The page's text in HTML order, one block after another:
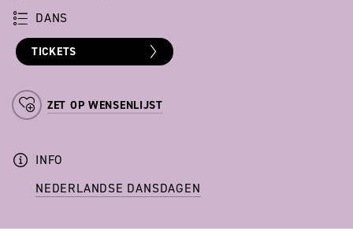
DANS
TICKETS
ZET OP WENSENLIJST
INFO
NEDERLANDSE DANSDAGEN